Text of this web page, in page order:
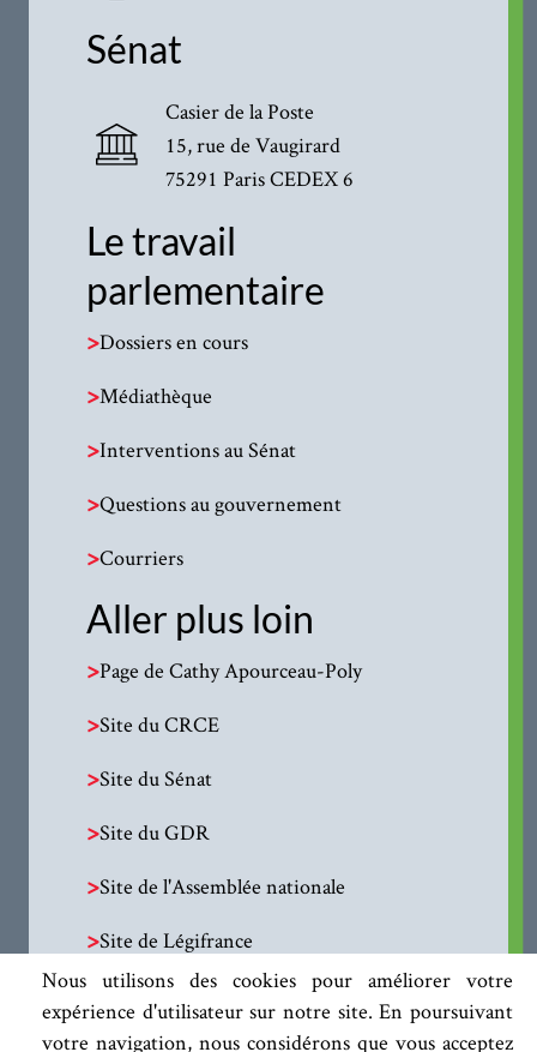
Nous utilisons des cookies pour améliorer votre
expérience d'utilisateur sur notre site. En poursuivant
votre navigation, nous considérons que vous acceptez
Sénat
Casier de la Poste
15, rue de Vaugirard
75291 Paris CEDEX 6
Le travail
parlementaire
>Dossiers en cours
>Médiathèque
>Interventions au Sénat
>Questions au gouvernement
>Courriers
Aller plus loin
>Page de Cathy Apourceau-Poly
>Site du CRCE
>Site du Sénat
>Site du GDR
>Site de l'Assemblée nationale
>Site de Légifrance